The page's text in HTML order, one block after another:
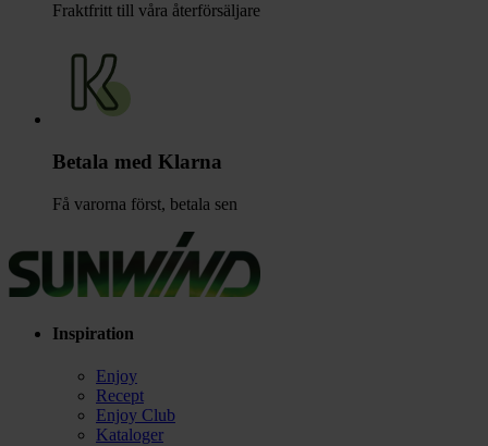
Fraktfritt till våra återförsäljare
Betala med Klarna
Få varorna först, betala sen
Inspiration
Enjoy
Recept
Enjoy Club
Kataloger